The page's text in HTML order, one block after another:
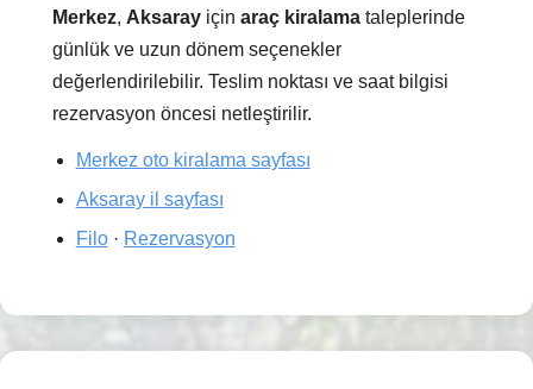
Merkez, Aksaray içinaraç kiralama taleplerinde
günlük ve uzun dönem seçenekler
değerlendirilebilir. Teslim noktası ve saat bilgisi
rezervasyon öncesi netleştirilir.
Merkez oto kiralama sayfası
Aksaray il sayfası
Filo· Rezervasyon